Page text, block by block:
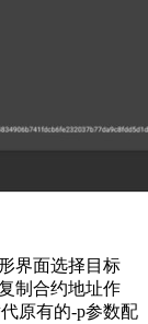
界面选择目标
制合约地址作
原有的-p参数配